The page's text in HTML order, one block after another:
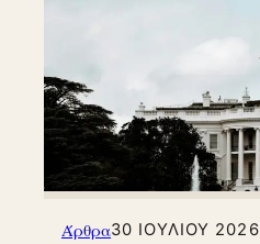
Άρθρα30 ΙΟΥΛΊΟΥ 2026